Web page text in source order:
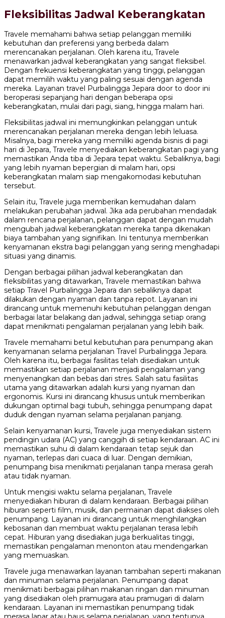
Fleksibilitas Jadwal Keberangkatan
Travele memahami bahwa setiap pelanggan memiliki
kebutuhan dan preferensi yang berbeda dalam
merencanakan perjalanan. Oleh karena itu, Travele
menawarkan jadwal keberangkatan yang sangat fleksibel.
Dengan frekuensi keberangkatan yang tinggi, pelanggan
dapat memilih waktu yang paling sesuai dengan agenda
mereka. Layanan travel Purbalingga Jepara door to door ini
beroperasi sepanjang hari dengan beberapa opsi
keberangkatan, mulai dari pagi, siang, hingga malam hari.
Fleksibilitas jadwal ini memungkinkan pelanggan untuk
merencanakan perjalanan mereka dengan lebih leluasa.
Misalnya, bagi mereka yang memiliki agenda bisnis di pagi
hari di Jepara, Travele menyediakan keberangkatan pagi yang
memastikan Anda tiba di Jepara tepat waktu. Sebaliknya, bagi
yang lebih nyaman bepergian di malam hari, opsi
keberangkatan malam siap mengakomodasi kebutuhan
tersebut.
Selain itu, Travele juga memberikan kemudahan dalam
melakukan perubahan jadwal. Jika ada perubahan mendadak
dalam rencana perjalanan, pelanggan dapat dengan mudah
mengubah jadwal keberangkatan mereka tanpa dikenakan
biaya tambahan yang signifikan. Ini tentunya memberikan
kenyamanan ekstra bagi pelanggan yang sering menghadapi
situasi yang dinamis.
Dengan berbagai pilihan jadwal keberangkatan dan
fleksibilitas yang ditawarkan, Travele memastikan bahwa
setiap Travel Purbalingga Jepara dan sebaliknya dapat
dilakukan dengan nyaman dan tanpa repot. Layanan ini
dirancang untuk memenuhi kebutuhan pelanggan dengan
berbagai latar belakang dan jadwal, sehingga setiap orang
dapat menikmati pengalaman perjalanan yang lebih baik.
Travele memahami betul kebutuhan para penumpang akan
kenyamanan selama perjalanan Travel Purbalingga Jepara.
Oleh karena itu, berbagai fasilitas telah disediakan untuk
memastikan setiap perjalanan menjadi pengalaman yang
menyenangkan dan bebas dari stres. Salah satu fasilitas
utama yang ditawarkan adalah kursi yang nyaman dan
ergonomis. Kursi ini dirancang khusus untuk memberikan
dukungan optimal bagi tubuh, sehingga penumpang dapat
duduk dengan nyaman selama perjalanan panjang.
Selain kenyamanan kursi, Travele juga menyediakan sistem
pendingin udara (AC) yang canggih di setiap kendaraan. AC ini
memastikan suhu di dalam kendaraan tetap sejuk dan
nyaman, terlepas dari cuaca di luar. Dengan demikian,
penumpang bisa menikmati perjalanan tanpa merasa gerah
atau tidak nyaman.
Untuk mengisi waktu selama perjalanan, Travele
menyediakan hiburan di dalam kendaraan. Berbagai pilihan
hiburan seperti film, musik, dan permainan dapat diakses oleh
penumpang. Layanan ini dirancang untuk menghilangkan
kebosanan dan membuat waktu perjalanan terasa lebih
cepat. Hiburan yang disediakan juga berkualitas tinggi,
memastikan pengalaman menonton atau mendengarkan
yang memuaskan.
Travele juga menawarkan layanan tambahan seperti makanan
dan minuman selama perjalanan. Penumpang dapat
menikmati berbagai pilihan makanan ringan dan minuman
yang disediakan oleh pramugara atau pramugari di dalam
kendaraan. Layanan ini memastikan penumpang tidak